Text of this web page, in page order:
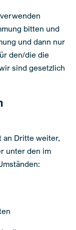
bitten und
und dann nur
den/die die
sind gesetzlich
an Dritte weiter,
unter den im